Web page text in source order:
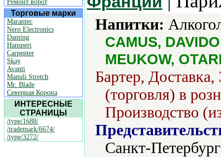
Ремонт ворот
Торговые марки
Marantec
Nero Electronics
Daming
Hanspert
Carpenter
Skay
Avanti
Manuli Stretch
Mr. Blade
Северная Корона
ИНТЕРЕСНЫЕ
СТРАНИЦЫ
/type/1688/
/trademark/6674/
/type/3272/
Напитки:
CAMUS,
MEUKOW,
Бартер,
(торговля) в
Производство
Санкт-Петербург